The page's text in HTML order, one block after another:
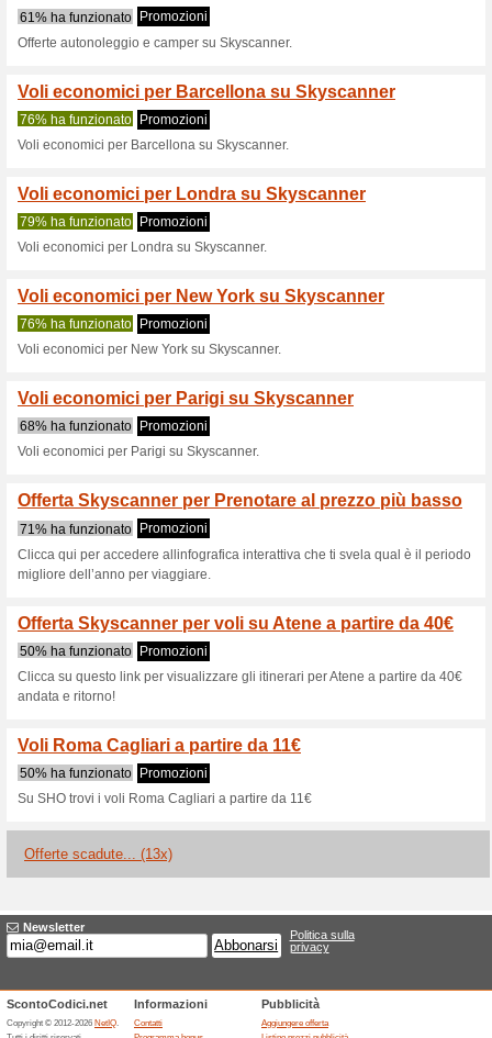
con lofferta Skyscanner e
Offerta Skyscanner
100% ha funzionato
Viaggiare con Skyscanner è
motore di ricerca di voli,
esplora ovunque cerchi i voli
scegliendo solo il luogo di
Offerta speciale!
promozione
100% ha funzionato
Solo oggi puoi usufruire di
Skyscanner! Non farti
i 20 voli più
71% ha funzionato